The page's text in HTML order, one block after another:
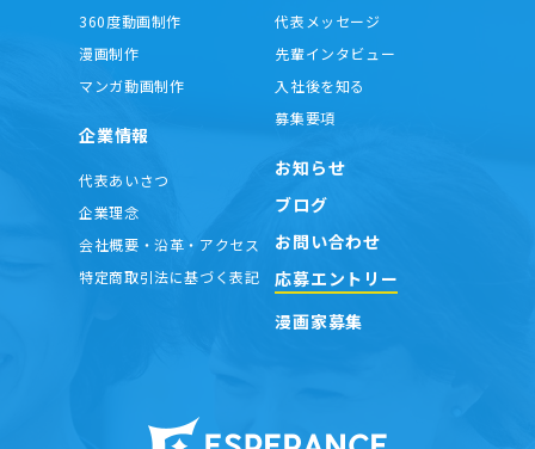
360度動画制作
漫画制作
マンガ動画制作
企業情報
代表あいさつ
企業理念
会社概要・沿革・アクセス
特定商取引法に基づく表記
代表メッセージ
先輩インタビュー
入社後を知る
募集要項
お知らせ
ブログ
お問い合わせ
応募エントリー
漫画家募集